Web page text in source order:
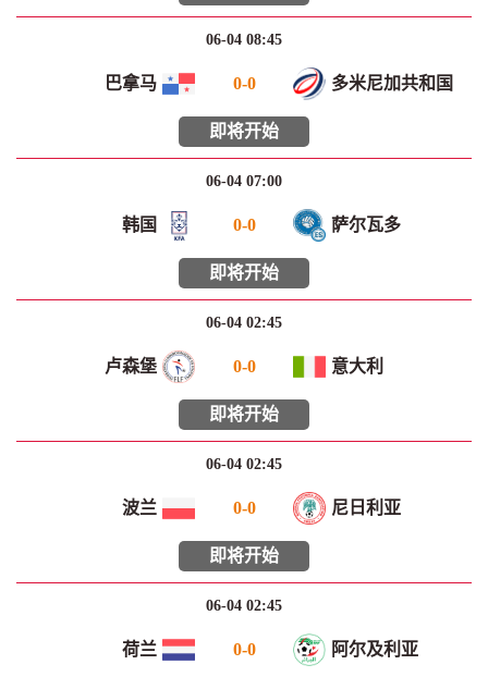
06-04 08:45
巴拿马 0-0 多米尼加共和国
即将开始
06-04 07:00
韩国 0-0 萨尔瓦多
即将开始
06-04 02:45
卢森堡 0-0 意大利
即将开始
06-04 02:45
波兰 0-0 尼日利亚
即将开始
06-04 02:45
荷兰 0-0 阿尔及利亚